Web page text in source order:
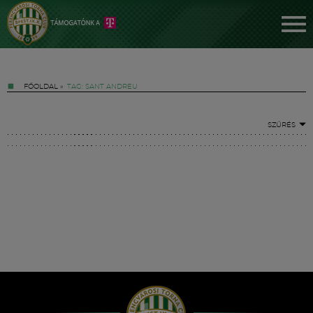
FŐOLDAL » TAG: SANT ANDREU
SZŰRÉS
Hírek